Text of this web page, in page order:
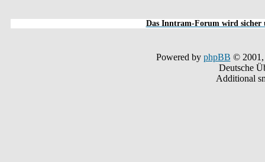
Das Inntram-Forum wird sicher
Powered by phpBB © 2001,
Deutsche
Additional